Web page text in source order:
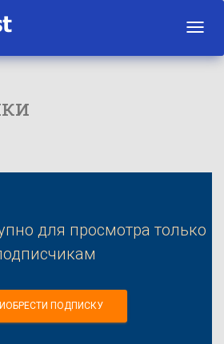
для просмотра только
ПОДПИСКУ